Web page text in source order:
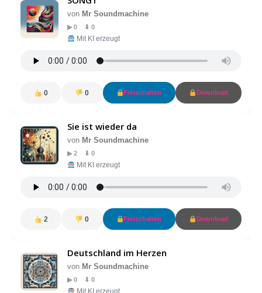
von Mr Soundmachine
▶ 0 ⬇ 0
Mit KI erzeugt
0 0 Freischalten Download
Sie ist wieder da
von Mr Soundmachine
▶ 2 ⬇ 0
Mit KI erzeugt
2 0 Freischalten Download
Deutschland im Herzen
von Mr Soundmachine
▶ 0 ⬇ 0
Mit KI erzeugt